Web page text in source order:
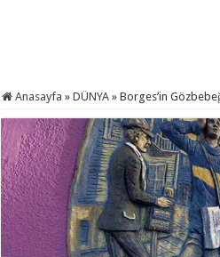
Anasayfa » DÜNYA » Borges’in